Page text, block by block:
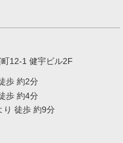
12-1 健宇ビル2F
歩 約2分
歩 約4分
り 徒歩 約9分